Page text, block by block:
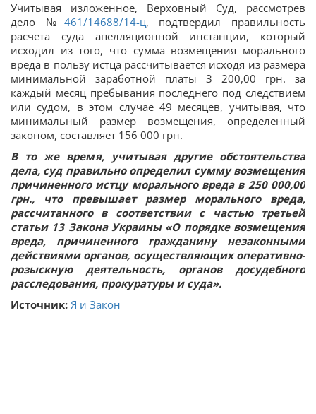
Учитывая изложенное, Верховный Суд, рассмотрев
дело № 461/14688/14-ц, подтвердил правильность
расчета суда апелляционной инстанции, который
исходил из того, что сумма возмещения морального
вреда в пользу истца рассчитывается исходя из размера
минимальной заработной платы 3 200,00 грн. за
каждый месяц пребывания последнего под следствием
или судом, в этом случае 49 месяцев, учитывая, что
минимальный размер возмещения, определенный
законом, составляет 156 000 грн.
В то же время, учитывая другие обстоятельства
дела, суд правильно определил сумму возмещения
причиненного истцу морального вреда в 250 000,00
грн., что превышает размер морального вреда,
рассчитанного в соответствии с частью третьей
статьи 13 Закона Украины «О порядке возмещения
вреда, причиненного гражданину незаконными
действиями органов, осуществляющих оперативно-
розыскную деятельность, органов досудебного
расследования, прокуратуры и суда».
Источник: Я и Закон